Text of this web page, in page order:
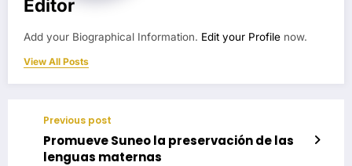
Editor
Add your Biographical Information. Edit your Profile now.
View All Posts
Previous post
Promueve Suneo la preservación de las
lenguas maternas